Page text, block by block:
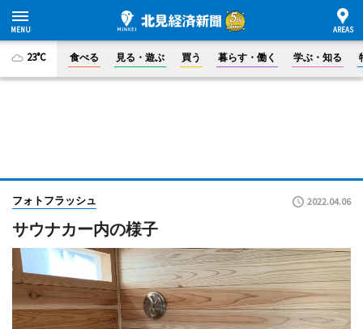
23°C 食べる 見る・遊ぶ 買う 暮らす・働く 学ぶ・知る
フォトフラッシュ 2022.04.06
サウナカー内の様子